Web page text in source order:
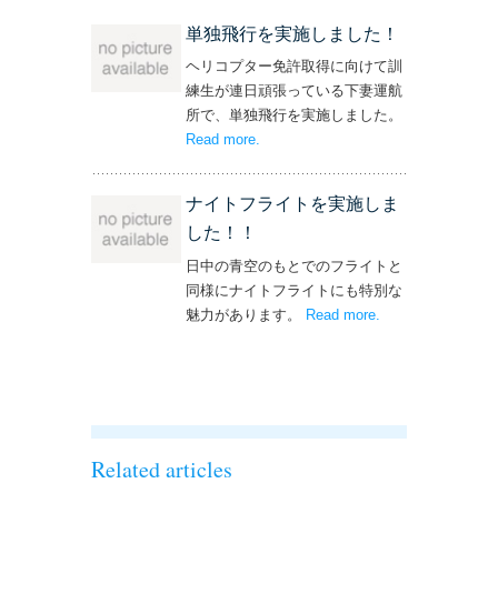
単独飛行を実施しました！
ヘリコプター免許取得に向けて訓
練生が連日頑張っている下妻運航
所で、単独飛行を実施しました。
Read more– ‘単独飛行を実施しました！’
.
ナイトフライトを実施しま
した！！
日中の青空のもとでのフライトと
同様にナイトフライトにも特別な
魅力があります。 Read more
Related articles